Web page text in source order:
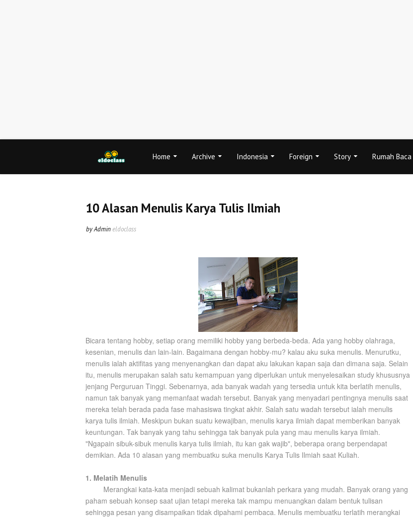
Home Archive Indonesia Foreign Story Rumah Baca
10 Alasan Menulis Karya Tulis Ilmiah
by Admineldoclass
Bicara tentang hobby, setiap orang memiliki hobby yang berbeda-beda. Ada yang hobby olahraga,
kesenian, menulis dan lain-lain. Bagaimana dengan hobby-mu? kalau aku suka menulis. Menurutku,
menulis ialah aktifitas yang menyenangkan dan dapat aku lakukan kapan saja dan dimana saja. Selain
itu, menulis merupakan salah satu kemampuan yang diperlukan untuk menyelesaikan study khususnya
jenjang Perguruan Tinggi. Sebenarnya, ada banyak wadah yang tersedia untuk kita berlatih menulis,
namun tak banyak yang memanfaat wadah tersebut. Banyak yang menyadari pentingnya menulis saat
mereka telah berada pada fase mahasiswa tingkat akhir. Salah satu wadah tersebut ialah menulis
karya tulis ilmiah. Meskipun bukan suatu kewajiban, menulis karya ilmiah dapat memberikan banyak
keuntungan. Tak banyak yang tahu sehingga tak banyak pula yang mau menulis karya ilmiah.
"Ngapain sibuk-sibuk menulis karya tulis ilmiah, itu kan gak wajib", beberapa orang berpendapat
demikian. Ada 10 alasan yang membuatku suka menulis Karya Tulis Ilmiah saat Kuliah.
1. Melatih Menulis
Merangkai kata-kata menjadi sebuah kalimat bukanlah perkara yang mudah. Banyak orang yang
paham sebuah konsep saat ujian tetapi mereka tak mampu menuangkan dalam bentuk tulisan
sehingga pesan yang disampaikan tidak dipahami pembaca. Menulis membuatku terlatih merangkai